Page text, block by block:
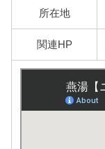
所在地
関連HP